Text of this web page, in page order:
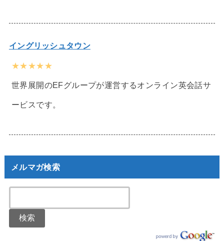
イングリッシュタウン
★★★★★
世界展開のEFグループが運営するオンライン英会話サ
ービスです。
メルマガ検索